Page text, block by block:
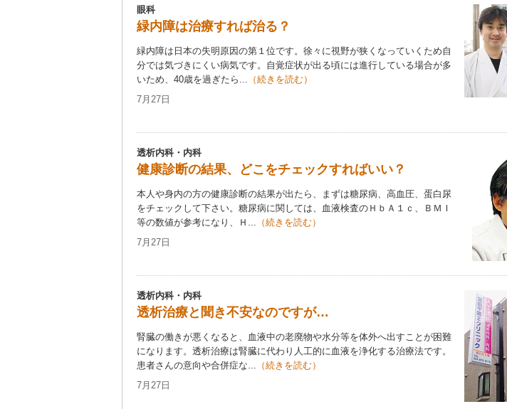
眼科
緑内障は治療すれば治る？
緑内障は日本の失明原因の第１位です。徐々に視野が狭くなっていくため自
分では気づきにくい病気です。自覚症状が出る頃には進行している場合が多
いため、40歳を過ぎたら... （続きを読む）
7月27日
透析内科・内科
健康診断の結果、どこをチェックすればいい？
本人や身内の方の健康診断の結果が出たら、まずは糖尿病、高血圧、蛋白尿
をチェックして下さい。糖尿病に関しては、血液検査のＨｂＡ１ｃ、ＢＭＩ
等の数値が参考になり、Ｈ... （続きを読む）
7月27日
透析内科・内科
透析治療と聞き不安なのですが…
腎臓の働きが悪くなると、血液中の老廃物や水分等を体外へ出すことが困難
になります。透析治療は腎臓に代わり人工的に血液を浄化する治療法です。
患者さんの意向や合併症な... （続きを読む）
7月27日